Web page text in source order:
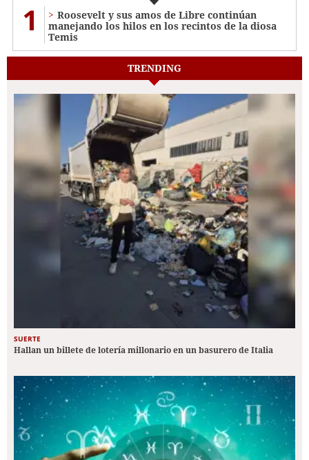
1
Roosevelt y sus amos de Libre continúan
manejando los hilos en los recintos de la diosa
Temis
TRENDING
SUERTE
Hallan un billete de lotería millonario en un basurero de Italia